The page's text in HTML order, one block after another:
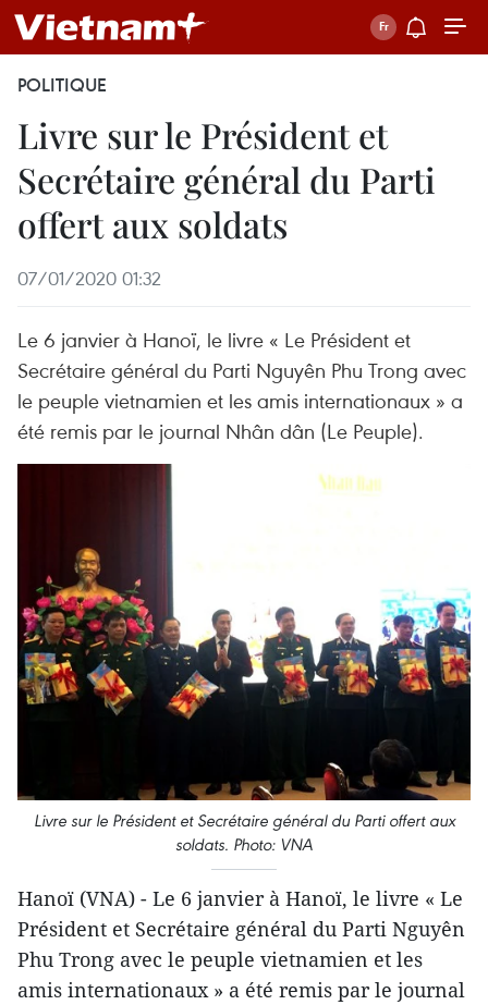
POLITIQUE
Livre sur le Président et
Secrétaire général du Parti
offert aux soldats
07/01/2020 01:32
Le 6 janvier à Hanoï, le livre « Le Président et
Secrétaire général du Parti Nguyên Phu Trong avec
le peuple vietnamien et les amis internationaux » a
été remis par le journal Nhân dân (Le Peuple).
Livre sur le Président et Secrétaire général du Parti offert aux
soldats. Photo: VNA
Hanoï (VNA) - Le 6 janvier à Hanoï, le livre « Le
Président et Secrétaire général du Parti Nguyên
Phu Trong avec le peuple vietnamien et les
amis internationaux » a été remis par le journal